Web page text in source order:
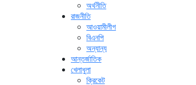
অর্থনীতি
রাজনীতি
আওয়ামীলীগ
বিএনপি
অন্যান্য
আন্তর্জাতিক
খেলাধুলা
ক্রিকেট